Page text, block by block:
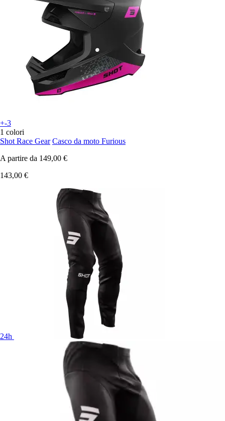
+-3
1 colori
Shot Race Gear Casco da moto Furious
A partire da 149,00 €
143,00 €
24h